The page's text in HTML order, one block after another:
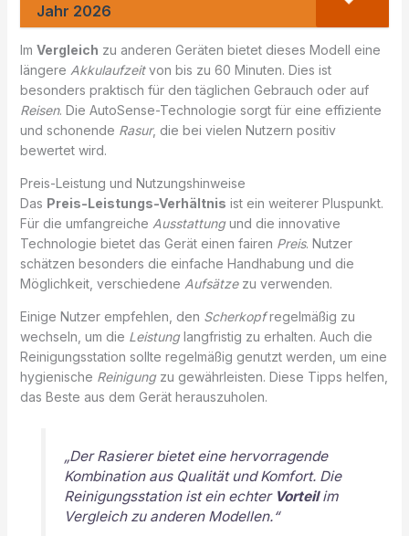
Jahr 2026
Im Vergleich zu anderen Geräten bietet dieses Modell eine
längere Akkulaufzeitvon bis zu 60 Minuten. Dies ist
besonders praktisch für den täglichen Gebrauch oder auf
Reisen. Die AutoSense-Technologie sorgt für eine effiziente
und schonende Rasur, die bei vielen Nutzern positiv
bewertet wird.
Preis-Leistung und Nutzungshinweise
Das Preis-Leistungs-Verhältnis ist ein weiterer Pluspunkt.
Für die umfangreiche Ausstattungund die innovative
Technologie bietet das Gerät einen fairen Preis. Nutzer
schätzen besonders die einfache Handhabung und die
Möglichkeit, verschiedene Aufsätzezu verwenden.
Einige Nutzer empfehlen, den Scherkopfregelmäßig zu
wechseln, um die Leistunglangfristig zu erhalten. Auch die
Reinigungsstation sollte regelmäßig genutzt werden, um eine
hygienische Reinigungzu gewährleisten. Diese Tipps helfen,
das Beste aus dem Gerät herauszuholen.
„DerRasiererbietet eine hervorragende
Kombination aus Qualität und Komfort. Die
Reinigungsstation ist ein echter Vorteilim
Vergleich zu anderen Modellen.“